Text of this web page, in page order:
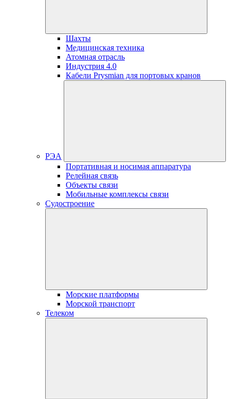
Шахты
Медицинская техника
Атомная отрасль
Индустрия 4.0
Кабели Prysmian для портовых кранов
РЭА
Портативная и носимая аппаратура
Релейная связь
Объекты связи
Мобильные комплексы связи
Судостроение
Морские платформы
Морской транспорт
Телеком